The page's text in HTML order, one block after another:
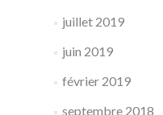
juillet 2019
juin 2019
février 2019
septembre 2018